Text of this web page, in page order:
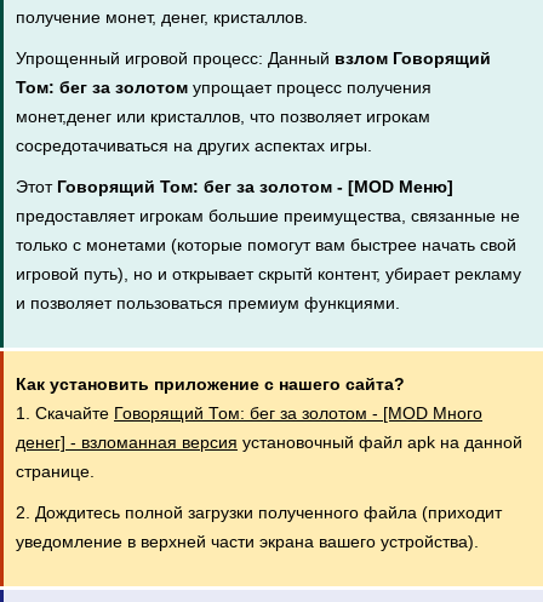
получение монет, денег, кристаллов.
Упрощенный игровой процесс: Данный взлом Говорящий
Том: бег за золотом упрощает процесс получения
монет,денег или кристаллов, что позволяет игрокам
сосредотачиваться на других аспектах игры.
Этот Говорящий Том: бег за золотом - [MOD Меню]
предоставляет игрокам большие преимущества, связанные не
только с монетами (которые помогут вам быстрее начать свой
игровой путь), но и открывает скрытй контент, убирает рекламу
и позволяет пользоваться премиум функциями.
Как установить приложение с нашего сайта?
1. Скачайте Говорящий Том: бег за золотом - [MOD Много
денег] - взломанная версия установочный файл apk на данной
странице.
2. Дождитесь полной загрузки полученного файла (приходит
уведомление в верхней части экрана вашего устройства).